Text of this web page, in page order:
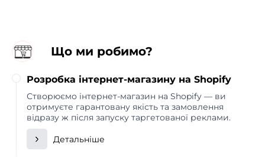
Що ми робимо?
Розробка інтернет-магазину на Shopify
Створюємо інтернет-магазин на Shopify — ви
отримуєте гарантовану якість та замовлення
відразу ж після запуску таргетованої реклами.
Детальніше